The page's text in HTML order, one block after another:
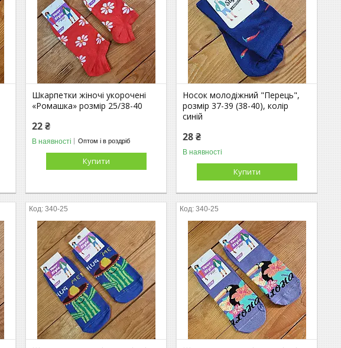
Шкарпетки жіночі укорочені
«Ромашка» розмір 25/38-40
22 ₴
В наявності Оптом і в роздріб
Купити
Носок молодіжний "Перець",
розмір 37-39 (38-40), колір
синій
28 ₴
В наявності
Купити
340-25 340-25